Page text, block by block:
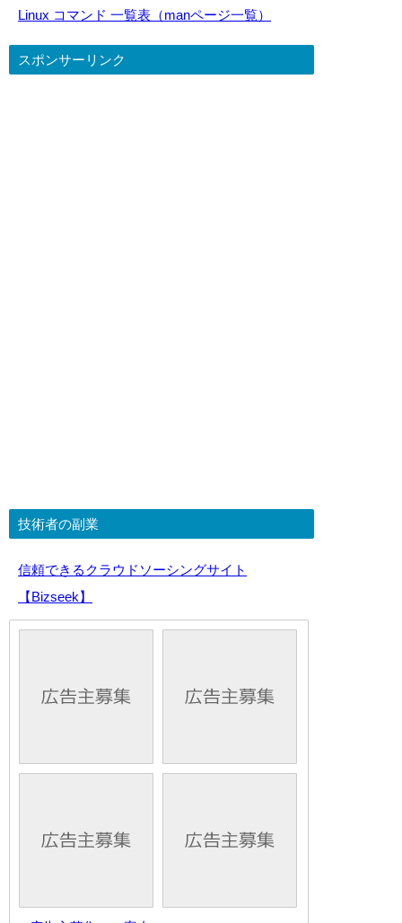
Linux コマンド 一覧表（manページ一覧）
スポンサーリンク
技術者の副業
信頼できるクラウドソーシングサイト
【Bizseek】